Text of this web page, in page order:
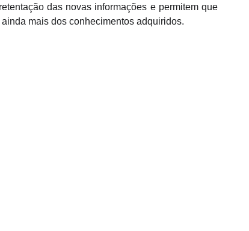
das novas informações e permitem que
mais dos conhecimentos adquiridos.